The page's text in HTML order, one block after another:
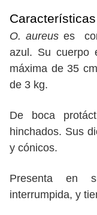
O. aureus es
azul. Su cuerpo
máxima de 35
de 3 kg.
De boca
hinchados. Sus
y cónicos.
Presenta en
interrumpida, y